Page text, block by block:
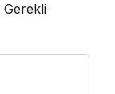
Gerekli